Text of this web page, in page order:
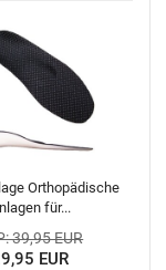
Orthopädische
für...
39,95 EUR
EUR